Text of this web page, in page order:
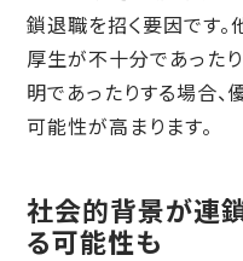
鎖退職を招く要因です
厚生が不十分であった
明であったりする場合
可能性が高まります。
社会的背景が連
る可能性も